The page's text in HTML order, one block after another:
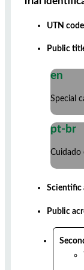
UTN
Public
en
Special
pt-br
Cuidado
Scientific
Public